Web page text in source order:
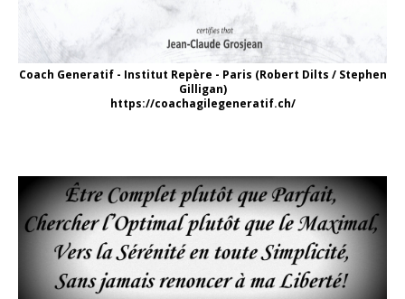
Coach Generatif - Institut Repère - Paris (Robert Dilts / Stephen
Gilligan)
https://coachagilegeneratif.ch/